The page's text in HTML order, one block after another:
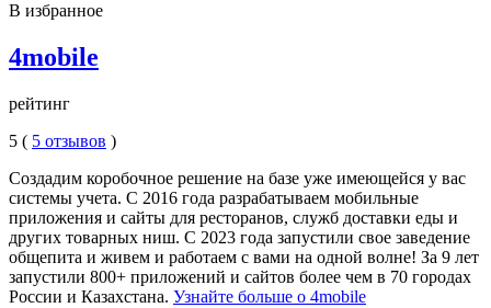
В избранное
4mobile
рейтинг
5 ( 5 отзывов )
Создадим коробочное решение на базе уже имеющейся у вас
системы учета. С 2016 года разрабатываем мобильные
приложения и сайты для ресторанов, служб доставки еды и
других товарных ниш. С 2023 года запустили свое заведение
общепита и живем и работаем с вами на одной волне! За 9 лет
запустили 800+ приложений и сайтов более чем в 70 городах
России и Казахстана. Узнайте больше о 4mobile